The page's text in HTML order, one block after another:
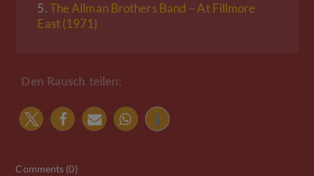
5.The Allman Brothers Band – At Fillmore
East (1971)
Den Rausch teilen:
Comments (0)